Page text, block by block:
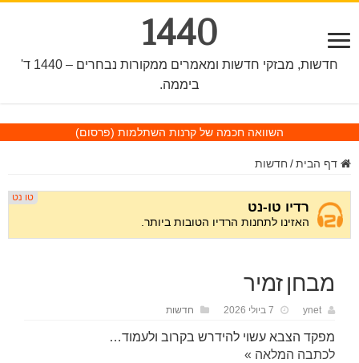
1440
חדשות, מבזקי חדשות ומאמרים ממקורות נבחרים – 1440 ד'
ביממה.
השוואה חכמה של קרנות השתלמות (פרסום)
דף הבית / חדשות
מבחן זמיר
ynet 7 ביולי 2026 חדשות
מפקד הצבא עשוי להידרש בקרוב ולעמוד…
לכתבה המלאה »